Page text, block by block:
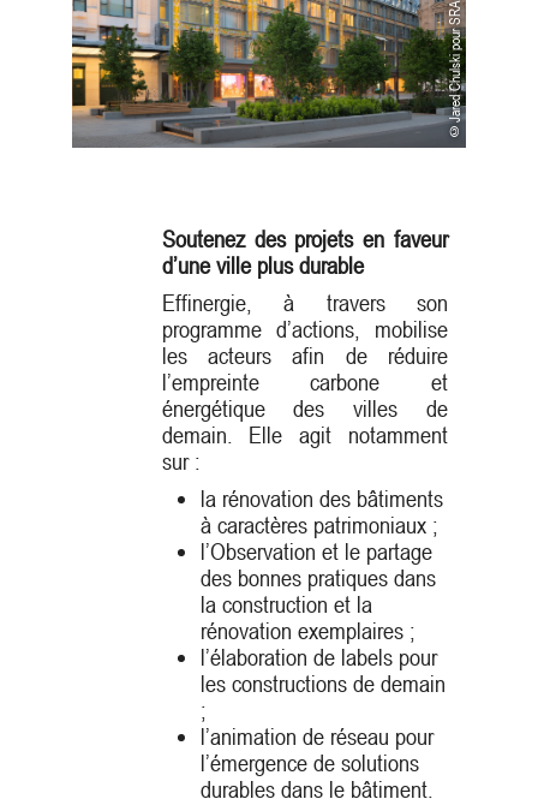
©Jared Chulski pour SRA Architects.
Soutenez des projets en faveur
d’une ville plus durable
Effinergie, à travers son
programme d’actions, mobilise
les acteurs afin de réduire
l’empreinte carbone et
énergétique des villes de
demain. Elle agit notamment
sur :
la rénovation des bâtiments
à caractères patrimoniaux ;
l’Observation et le partage
des bonnes pratiques dans
la construction et la
rénovation exemplaires ;
l’élaboration de labels pour
les constructions de demain
;
l’animation de réseau pour
l’émergence de solutions
durables dans le bâtiment.